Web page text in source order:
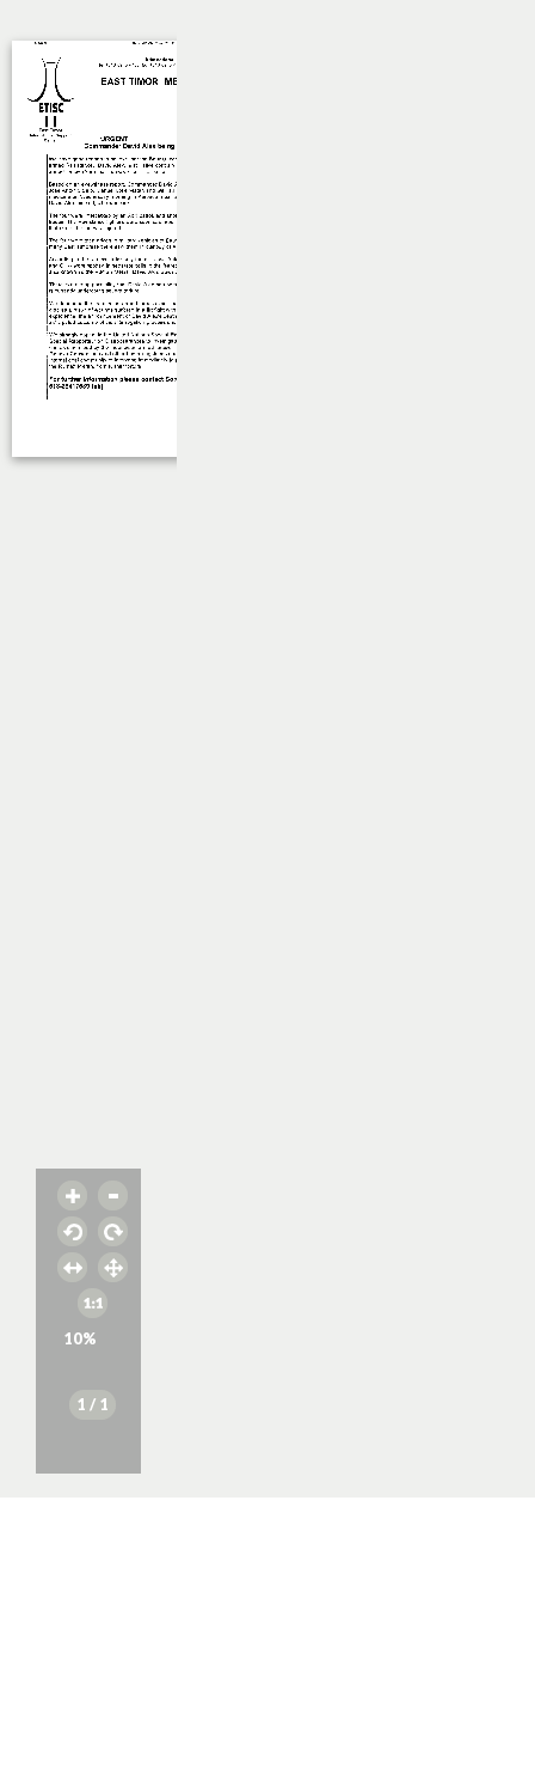
10%
1 / 1